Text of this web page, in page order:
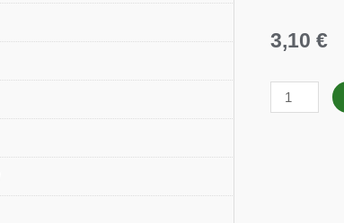
3,10 €
Aster
ageratoides